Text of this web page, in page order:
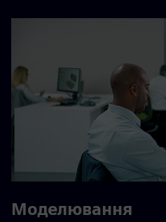
Моделювання